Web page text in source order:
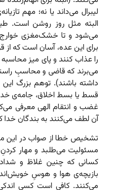
لیبرال می‌داند یا نه؛ مهم
البته مثل روز روشن است.
می‌شود و تا خشک‌مغزی خوارج
برای این عده، آسان است که از
را عذاب کنند و پای میز
می‌برند که قاضی و محاسبِ
داشته باشند). توهم بزرگ
قسط یا بسط اخلاق، جامه‌ی
غضب و انتقام الهی معرفی
آن لطف می‌کنند به بندگان خدا
تشخیص خطا از صواب در این
مسئولیت می‌طلبد و مهار
کسانی که چنین غلاظ و
بازیچه‌ی هوا و هوسِ
می‌کنند. کافی است کسی